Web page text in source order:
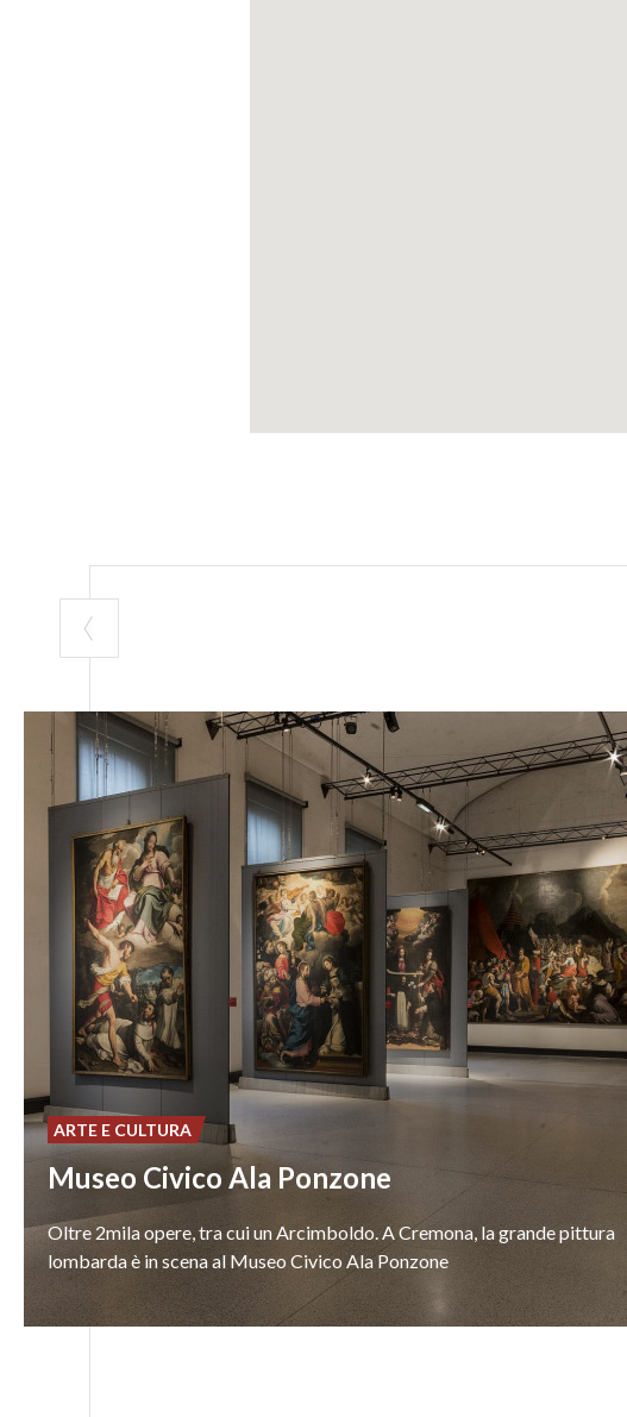
Museo Civico Ala Ponzone
Oltre 2milaopere,tracuiunArcimboldo.ACremona, lagrandepittura
lombardaè inscenaal Museo CivicoAla Ponzone
ARTE E CULTURA